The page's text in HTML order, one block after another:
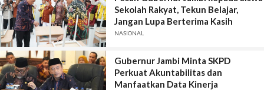
Sekolah Rakyat, Tekun Belajar,
Jangan Lupa Berterima Kasih
NASIONAL
Gubernur Jambi Minta SKPD
Perkuat Akuntabilitas dan
Manfaatkan Data Kinerja